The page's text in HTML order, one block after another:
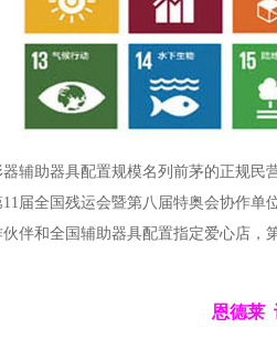
辅助器具配置规模名列前茅的正规
届全国残运会暨第八届特奥会协作
伴和全国辅助器具配置指定爱心店
恩德莱